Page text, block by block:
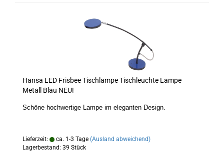
Hansa LED Frisbee Tischlampe Tischleuchte Lampe
Metall Blau NEU!
Schöne hochwertige Lampe im eleganten Design.
Lieferzeit: ca. 1-3 Tage (Ausland abweichend)
Lagerbestand: 39 Stück